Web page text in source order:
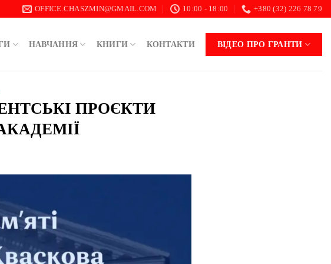
OFFICE.CHASZMIN@GMAIL.COM 10:00 - 18:00 +380 (32) 226 78 79
НАВЧАННЯ КНИГИ КОНТАКТИ ВІДЕО ПРО ГРАНТИ
ПРОЄКТИ